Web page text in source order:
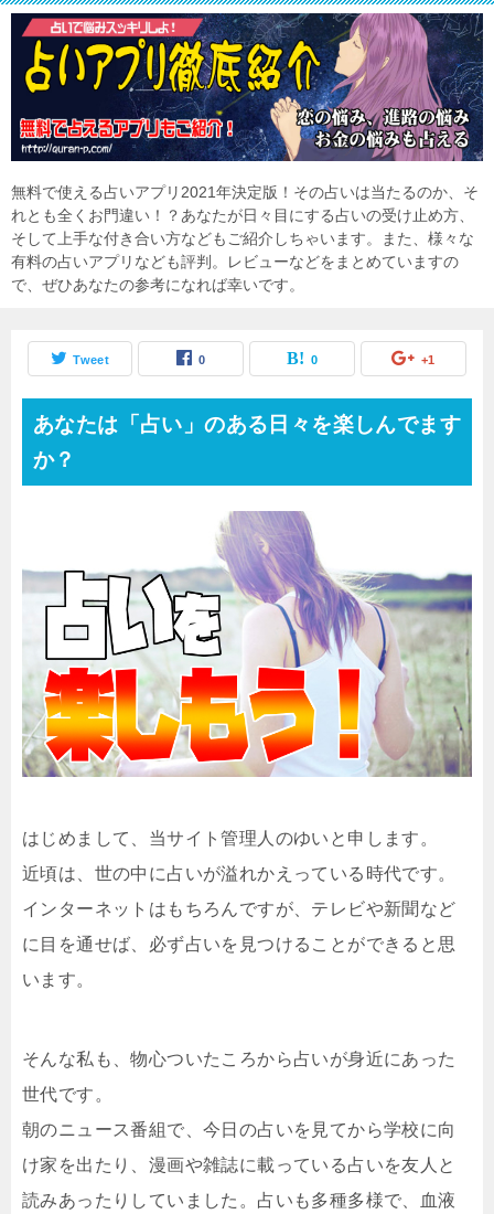
無料で使える占いアプリ2021年決定版！その占いは当たるのか、そ
れとも全くお門違い！？あなたが日々目にする占いの受け止め方、
そして上手な付き合い方などもご紹介しちゃいます。また、様々な
有料の占いアプリなども評判。レビューなどをまとめていますの
で、ぜひあなたの参考になれば幸いです。
Tweet 0 0 +1
あなたは「占い」のある日々を楽しんでます
か？
はじめまして、当サイト管理人のゆいと申します。
近頃は、世の中に占いが溢れかえっている時代です。
インターネットはもちろんですが、テレビや新聞など
に目を通せば、必ず占いを見つけることができると思
います。
そんな私も、物心ついたころから占いが身近にあった
世代です。
朝のニュース番組で、今日の占いを見てから学校に向
け家を出たり、漫画や雑誌に載っている占いを友人と
読みあったりしていました。占いも多種多様で、血液